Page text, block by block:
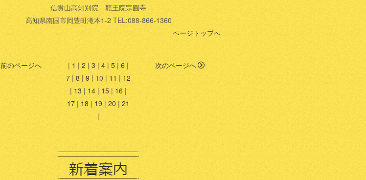
信貴山高知別院 龍王院宗圓寺
高知県南国市岡豊町滝本1-2 TEL:088-866-1360
ページトップへ
前のページへ | 1 | 2 | 3 | 4 | 5 | 6 |
7 | 8 | 9 | 10 | 11 | 12
| 13 | 14 | 15 | 16 |
17 | 18 | 19 | 20 | 21
|
次のページへ